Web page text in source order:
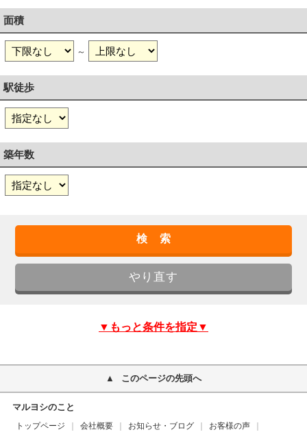
面積
～
駅徒歩
築年数
▼もっと条件を指定▼
このページの先頭へ
マルヨシのこと
トップページ 会社概要 お知らせ・ブログ
お客様の声